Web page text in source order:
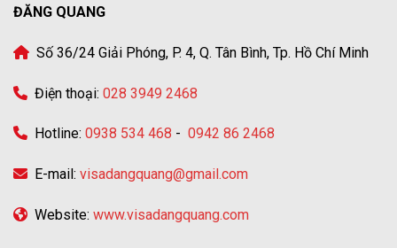
ĐĂNG QUANG
Số 36/24 Giải Phóng, P. 4, Q. Tân Bình, Tp. Hồ Chí Minh
Điện thoại: 028 3949 2468
Hotline: 0938 534 468 - 0942 86 2468
E-mail: visadangquang@gmail.com
Website: www.visadangquang.com